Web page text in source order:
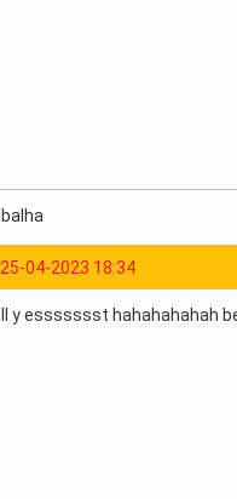
balha
25-04-2023 18:34
Il y essssssst hahahahahah